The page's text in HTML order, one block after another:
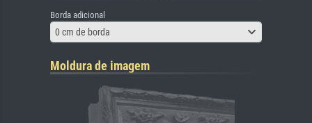
Borda adicional
0 cm de borda
Moldura de imagem